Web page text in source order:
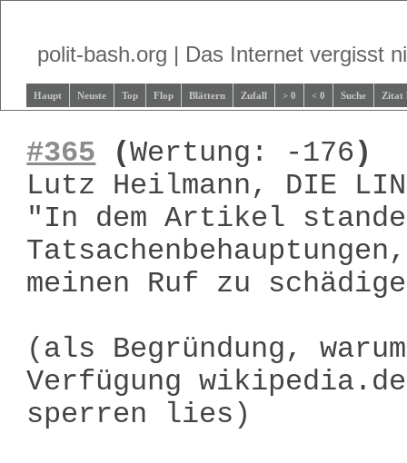
polit-bash.org | Das Internet vergisst
Haupt Neuste Top Flop Blättern Zufall > 0 < 0 Suche Zitat
#365 (Wertung: -176 )
Lutz Heilmann, DIE
"In dem Artikel
meinen Ruf zu
(als Begründung,
Verfügung
sperren lies)